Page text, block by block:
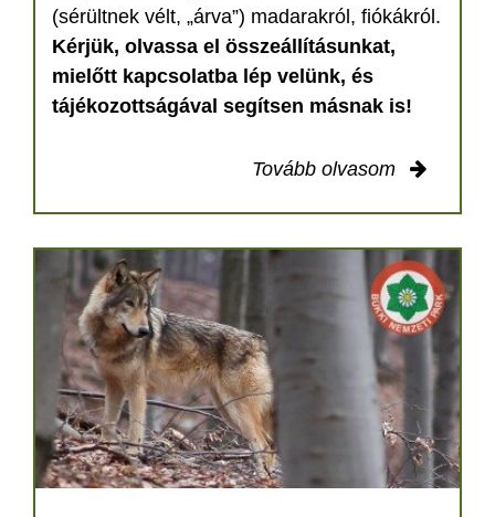
(sérültnek vélt, „árva”) madarakról, fiókákról.
Kérjük, olvassa el összeállításunkat,
mielőtt kapcsolatba lép velünk, és
tájékozottságával segítsen másnak is!
Tovább olvasom